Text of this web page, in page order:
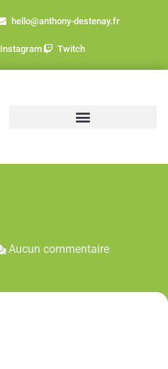
hello@anthony-destenay.fr
Instagram Twitch
Aucun commentaire